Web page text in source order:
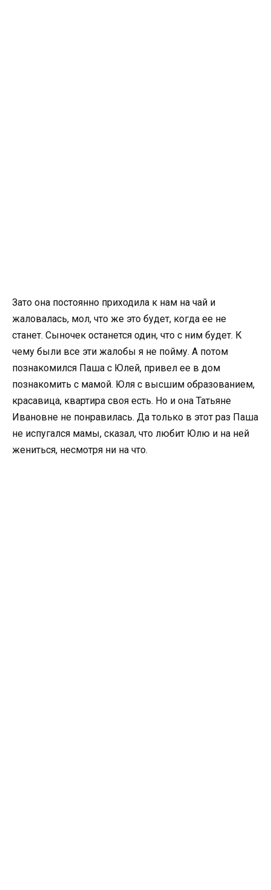
Зато она постоянно приходила к нам на чай и
жаловалась, мол, что же это будет, когда ее не
станет. Сыночек останется один, что с ним будет. К
чему были все эти жалобы я не пойму. А потом
познакомился Паша с Юлей, привел ее в дом
познакомить с мамой. Юля с высшим образованием,
красавица, квартира своя есть. Но и она Татьяне
Ивановне не понравилась. Да только в этот раз Паша
не испугался мамы, сказал, что любит Юлю и на ней
жениться, несмотря ни на что.